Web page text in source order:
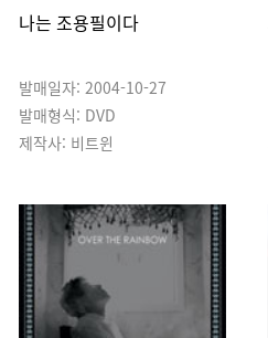
나는 조용필이다
발매일자: 2004-10-27
발매형식: DVD
제작사: 비트윈